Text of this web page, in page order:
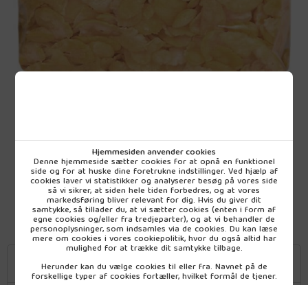
Hjemmesiden anvender cookies
Denne hjemmeside sætter cookies for at opnå en funktionel
side og for at huske dine foretrukne indstillinger. Ved hjælp af
cookies laver vi statistikker og analyserer besøg på vores side
så vi sikrer, at siden hele tiden forbedres, og at vores
markedsføring bliver relevant for dig. Hvis du giver dit
samtykke, så tillader du, at vi sætter cookies (enten i form af
egne cookies og/eller fra tredjeparter), og at vi behandler de
personoplysninger, som indsamles via de cookies. Du kan læse
mere om cookies i vores cookiepolitik, hvor du også altid har
mulighed for at trække dit samtykke tilbage.
Herunder kan du vælge cookies til eller fra. Navnet på de
forskellige typer af cookies fortæller, hvilket formål de tjener.
34,95 DKK
pr. stk (inkl. moms)
Leveringstid: 3 hverdage
Colli: 6 stk (leveres kun i hele colli)
Beskrivelse